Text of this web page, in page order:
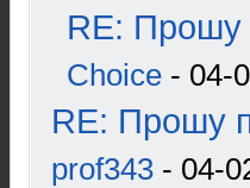
RE: Прошу
Choice - 04-
RE: Прошу
prof343 - 04-